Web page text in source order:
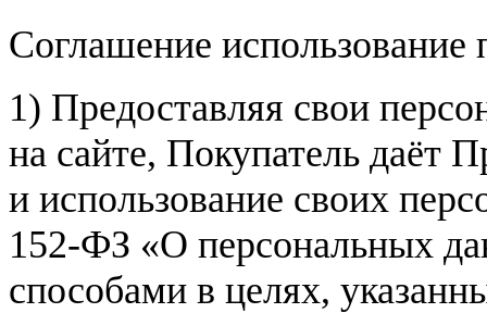
Соглашение
1) Предоставляя свои
на сайте, Покупатель даёт
и использование своих
152-ФЗ «О персональных
способами в целях,